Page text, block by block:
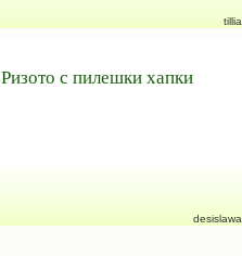
tillia
Ризото с пилешки хапки
desislawa